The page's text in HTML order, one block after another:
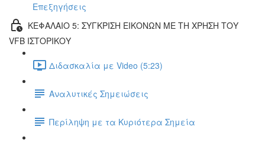
Επεξηγήσεις
ΚΕΦΑΛΑΙΟ 5: ΣΥΓΚΡΙΣΗ ΕΙΚΟΝΩΝ ΜΕ ΤΗ ΧΡΗΣΗ ΤΟΥ
VFB ΙΣΤΟΡΙΚΟΥ
Διδασκαλία με Video (5:23)
Αναλυτικές Σημειώσεις
Περίληψη με τα Κυριότερα Σημεία